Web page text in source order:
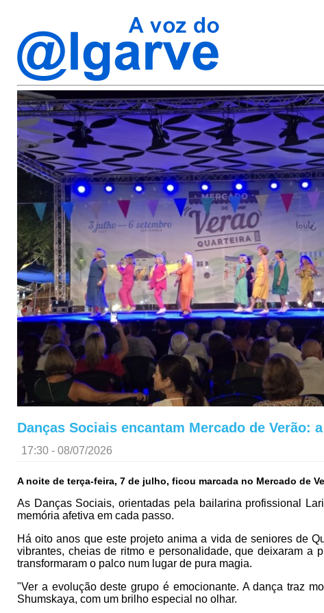
Danças Sociais encantam Mercado de Verão:
17:30 - 08/07/2026
A noite de terça-feira, 7 de julho, ficou marcada no Mercado de
As Danças Sociais, orientadas pela bailarina profissional
memória afetiva em cada passo.
Há oito anos que este projeto anima a vida de seniores de
vibrantes, cheias de ritmo e personalidade, que deixaram a
transformaram o palco num lugar de pura magia.
"Ver a evolução deste grupo é emocionante. A dança traz
Shumskaya, com um brilho especial no olhar.